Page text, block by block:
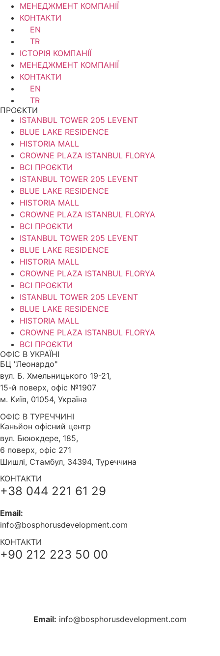
МЕНЕДЖМЕНТ КОМПАНІЇ
КОНТАКТИ
EN
TR
ІСТОРІЯ КОМПАНІЇ
МЕНЕДЖМЕНТ КОМПАНІЇ
КОНТАКТИ
EN
TR
ПРОЄКТИ
ISTANBUL TOWER 205 LEVENT
BLUE LAKE RESIDENCE
HISTORIA MALL
CROWNE PLAZA ISTANBUL FLORYA
ВСІ ПРОЄКТИ
ISTANBUL TOWER 205 LEVENT
BLUE LAKE RESIDENCE
HISTORIA MALL
CROWNE PLAZA ISTANBUL FLORYA
ВСІ ПРОЄКТИ
ISTANBUL TOWER 205 LEVENT
BLUE LAKE RESIDENCE
HISTORIA MALL
CROWNE PLAZA ISTANBUL FLORYA
ВСІ ПРОЄКТИ
ISTANBUL TOWER 205 LEVENT
BLUE LAKE RESIDENCE
HISTORIA MALL
CROWNE PLAZA ISTANBUL FLORYA
ВСІ ПРОЄКТИ
ОФІС В УКРАЇНІ
БЦ "Леонардо"
вул. Б. Хмельницького 19-21,
15-й поверх, офіс №1907
м. Київ, 01054, Україна
ОФІС В ТУРЕЧЧИНІ
Каньйон офісний центр
вул. Бююкдере, 185,
6 поверх, офіс 271
Шишлі, Стамбул, 34394, Туреччина
КОНТАКТИ
+38 044 221 61 29
Email:
info@bosphorusdevelopment.com
КОНТАКТИ
+90 212 223 50 00
Email: info@bosphorusdevelopment.com